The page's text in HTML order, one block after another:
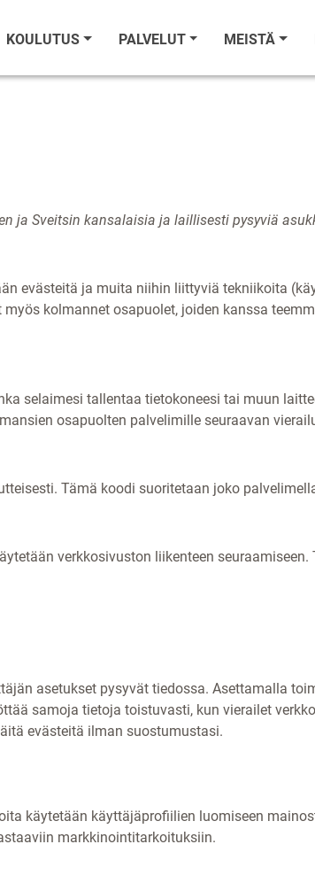
KOULUTUS PALVELUT MEISTÄ
ja Sveitsin kansalaisia ja laillisesti pysyviä
evästeitä ja muita niihin liittyviä tekniikoita
kolmannet osapuolet, joiden kanssa
selaimesi tallentaa tietokoneesi tai muun
osapuolten palvelimille seuraavan
Tämä koodi suoritetaan joko
verkkosivuston liikenteen seuraamiseen.
asetukset pysyvät tiedossa. Asettamalla
samoja tietoja toistuvasti, kun vierailet
evästeitä ilman suostumustasi.
käytetään käyttäjäprofiilien luomiseen
markkinointitarkoituksiin.